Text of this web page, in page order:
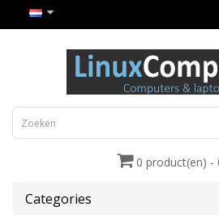
0 product(en) -
Categories